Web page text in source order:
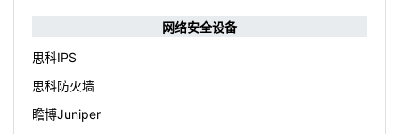
网络安全设备
思科IPS
思科防火墙
瞻博Juniper